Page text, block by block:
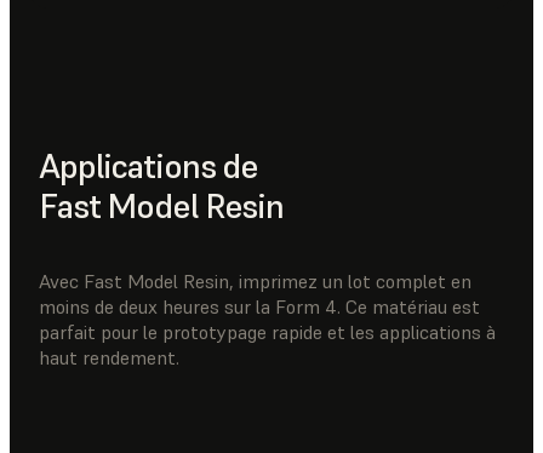
Applications de
Fast Model Resin
Avec Fast Model Resin, imprimez un lot complet en
moins de deux heures sur la Form 4. Ce matériau est
parfait pour le prototypage rapide et les applications à
haut rendement.